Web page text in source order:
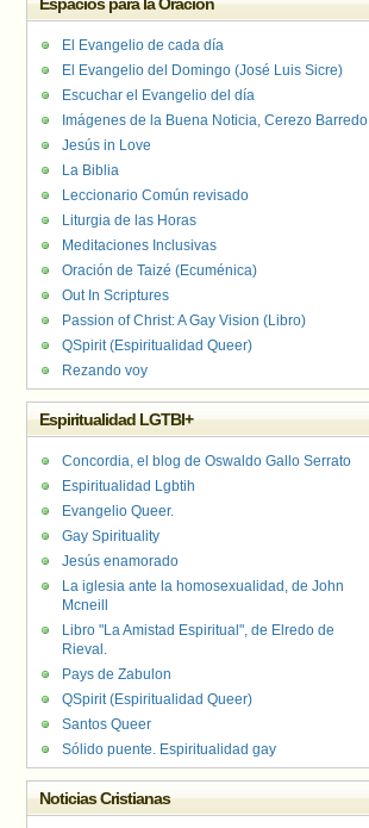
El Evangelio de cada día
El Evangelio del Domingo (José Luis Sicre)
Escuchar el Evangelio del día
Imágenes de la Buena Noticia, Cerezo Barredo
Jesús in Love
La Biblia
Leccionario Común revisado
Liturgia de las Horas
Meditaciones Inclusivas
Oración de Taizé (Ecuménica)
Out In Scriptures
Passion of Christ: A Gay Vision (Libro)
QSpirit (Espiritualidad Queer)
Rezando voy
Espiritualidad LGTBI+
Concordia, el blog de Oswaldo Gallo Serrato
Espiritualidad Lgbtih
Evangelio Queer.
Gay Spirituality
Jesús enamorado
La iglesia ante la homosexualidad, de John
Mcneill
Libro "La Amistad Espiritual", de Elredo de
Rieval.
Pays de Zabulon
QSpirit (Espiritualidad Queer)
Santos Queer
Sólido puente. Espiritualidad gay
Noticias Cristianas